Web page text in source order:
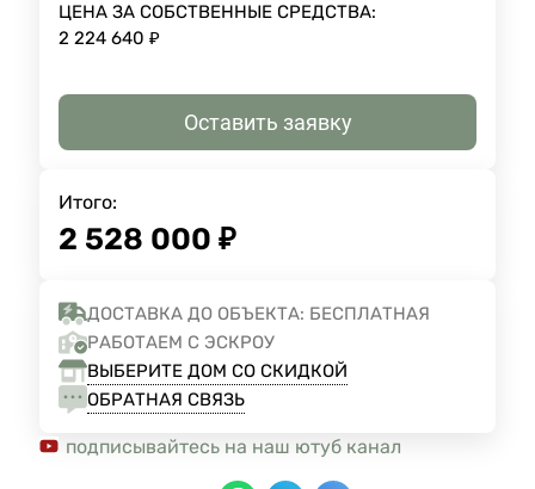
ЦЕНА ЗА СОБСТВЕННЫЕ СРЕДСТВА:
2 224 640 ₽
Оставить заявку
Итого:
2 528 000 ₽
ДОСТАВКА ДО ОБЪЕКТА: БЕСПЛАТНАЯ
РАБОТАЕМ С ЭСКРОУ
ВЫБЕРИТЕ ДОМ СО СКИДКОЙ
ОБРАТНАЯ СВЯЗЬ
подписывайтесь на наш ютуб канал